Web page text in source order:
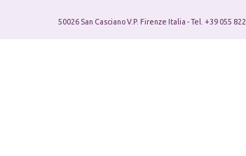
50026 San Casciano V.P. Firenze Italia - Tel. +39 055